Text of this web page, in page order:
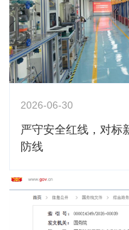
2026-06-30
严守安全红线，对标
防线